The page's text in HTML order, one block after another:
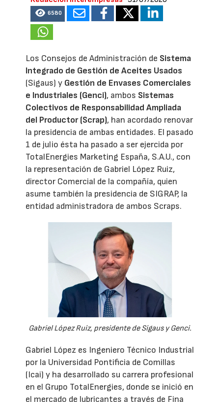
6580
Los Consejos de Administración de Sistema
Integrado de Gestión de Aceites Usados
(Sigaus) y Gestión de Envases Comerciales
e Industriales (Genci), ambos Sistemas
Colectivos de Responsabilidad Ampliada
del Productor (Scrap), han acordado renovar
la presidencia de ambas entidades. El pasado
1 de julio ésta ha pasado a ser ejercida por
TotalEnergies Marketing España, S.A.U., con
la representación de Gabriel López Ruiz,
director Comercial de la compañía, quien
asume también la presidencia de SIGRAP, la
entidad administradora de ambos Scraps.
Gabriel López Ruiz, presidente de Sigaus y Genci.
Gabriel López es Ingeniero Técnico Industrial
por la Universidad Pontificia de Comillas
(Icai) y ha desarrollado su carrera profesional
en el Grupo TotalEnergies, donde se inició en
el mercado de lubricantes a través de Fina